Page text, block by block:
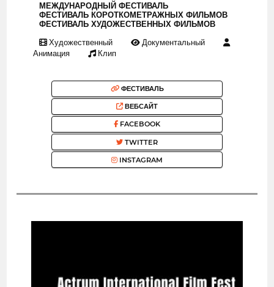
МЕЖДУНАРОДНЫЙ ФЕСТИВАЛЬ
ФЕСТИВАЛЬ КОРОТКОМЕТРАЖНЫХ ФИЛЬМОВ
ФЕСТИВАЛЬ ХУДОЖЕСТВЕННЫХ ФИЛЬМОВ
Художественный
Документальный
Анимация
Клип
ФЕСТИВАЛЬ
ВЕБСАЙТ
FACEBOOK
TWITTER
INSTAGRAM